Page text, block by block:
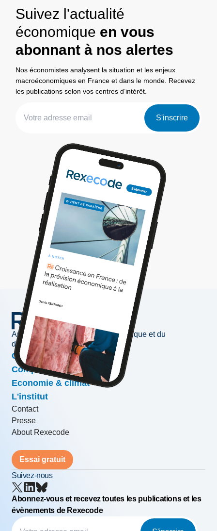
Suivez l'actualité
économique en vous
abonnant à nos alertes
Nos économistes analysent la situation et les enjeux
macroéconomiques en France et dans le monde. Recevez
les publications selon vos centres d’intérêt.
S'inscrire
Au service de l'information économique et du
développement des entreprises
Conjoncture & prévisions
Compétitivité & croissance
Economie & climat
L'institut
Contact
Presse
About Rexecode
Essai gratuit
Suivez-nous
Abonnez-vous et recevez toutes les publications et les
évènements de Rexecode